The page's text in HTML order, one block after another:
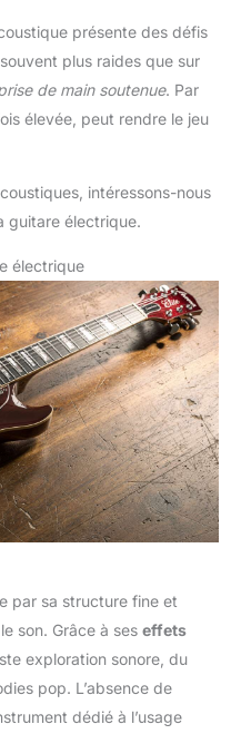
présente des défis
plus raides que sur
de main soutenue. Par
élevée, peut rendre le jeu
intéressons-nous
guitare électrique.
électrique
par sa structure fine et
son. Grâce à ses effets
exploration sonore, du
pop. L’absence de
dédié à l’usage